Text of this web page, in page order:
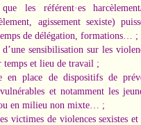
les référent·es
agissement sexiste)
de délégation, formations… ;
sensibilisation sur les
temps et lieu de travail ;
en place de dispositifs de
et notamment les
en milieu non mixte… ;
victimes de violences sexistes